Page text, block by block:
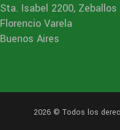
Sta. Isabel 2200, Zeballos
Florencio Varela
Buenos Aires
2026 © Todos los